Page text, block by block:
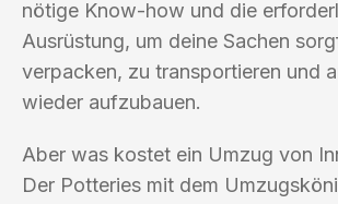
nötige Know-how und die
Ausrüstung, um deine Sachen
verpacken, zu transportieren und
wieder aufzubauen.
Aber was kostet ein Umzug von
Der Potteries mit dem